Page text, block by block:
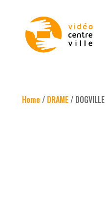
Home / DRAME/ DOGVILLE